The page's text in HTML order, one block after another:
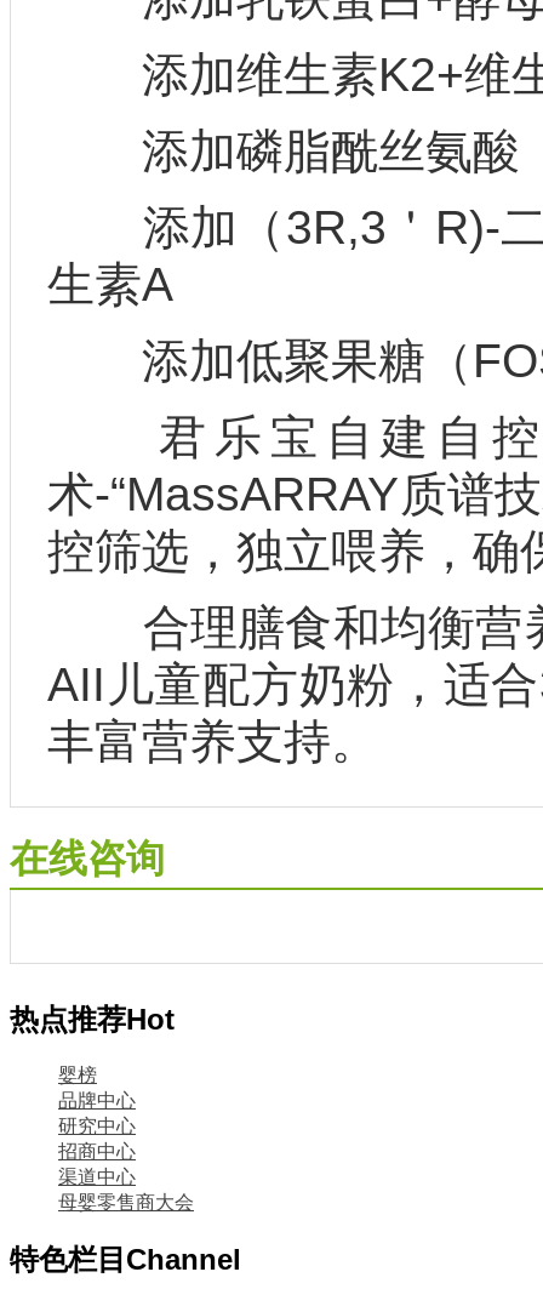
添加维生素K2+维
添加磷脂酰丝氨酸
添加（3R,3＇R)-二
生素A
添加低聚果糖（
君乐宝自建自控
术-“MassARRAY质谱
控筛选，独立喂养，确
合理膳食和均衡营
AII儿童配方奶粉，适
丰富营养支持。
在线咨询
热点推荐Hot
婴榜
品牌中心
研究中心
招商中心
渠道中心
母婴零售商大会
特色栏目 Channel